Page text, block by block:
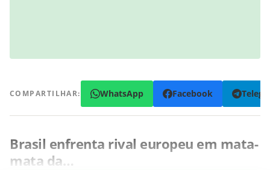
COMPARTILHAR: WhatsApp Facebook
Brasil enfrenta rival europeu em mata-
mata da…